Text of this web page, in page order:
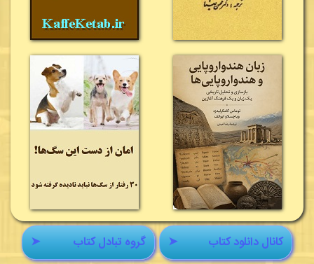
➤ گروه تبادل کتاب ➤ کانال دانلود کتاب